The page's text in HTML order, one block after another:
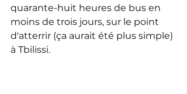
quarante-huit heures de bus en
moins de trois jours, sur le point
d'atterrir (ça aurait été plus simple)
à Tbilissi.